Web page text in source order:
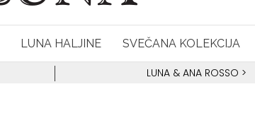
LUNA HALJINE SVEČANA KOLEKCIJA
LUNA & ANA ROSSO >